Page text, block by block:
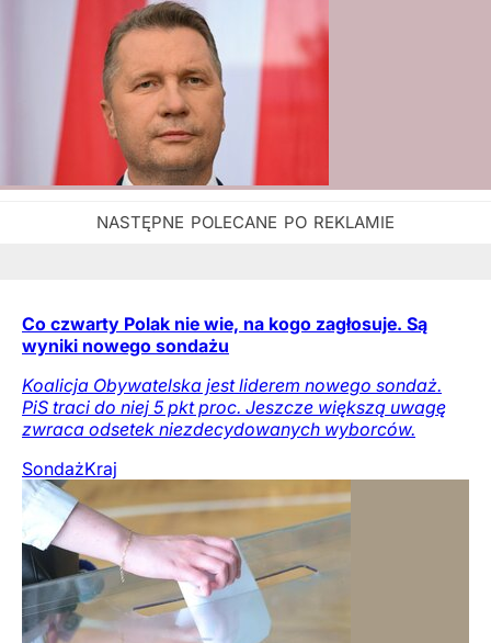
Co czwarty Polak nie wie, na kogo zagłosuje. Są
wyniki nowego sondażu
Koalicja Obywatelska jest liderem nowego sondaż.
PiS traci do niej 5 pkt proc. Jeszcze większą uwagę
zwraca odsetek niezdecydowanych wyborców.
SondażKraj